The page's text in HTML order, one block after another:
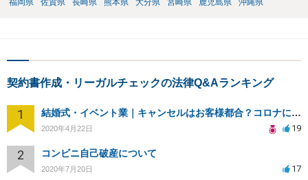
福岡県
佐賀県 長崎県 熊本県 大分県 宮崎県 鹿児島県 沖縄県
契約書作成・リーガルチェックの法律Q&Aランキング
1 結婚式・イベント業｜キャンセルはお客様都合？コロナによる結婚式キャンセルのトラブル対処（編集部投稿）
2020年4月22日 19
2 コンビニ自己破産について
2020年7月20日 17